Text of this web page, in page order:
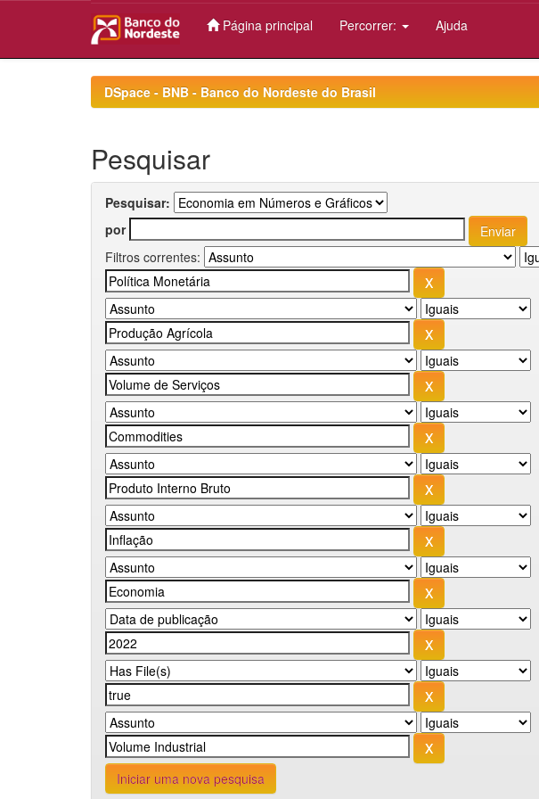
Página principal Percorrer: Ajuda
DSpace - BNB - Banco do Nordeste do Brasil
Pesquisar
Pesquisar:
por
Filtros correntes:
Iniciar uma nova pesquisa